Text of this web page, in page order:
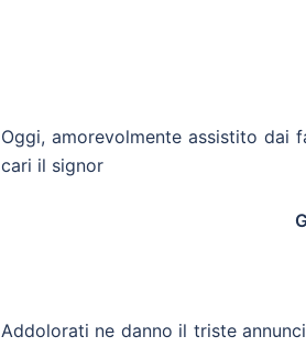
Oggi, amorevolmente assistito dai
cari il signor
Addolorati ne danno il triste